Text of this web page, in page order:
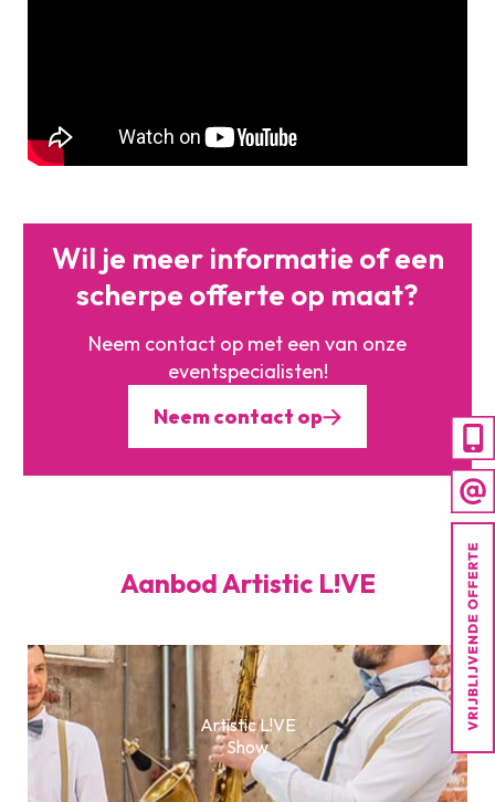
Wil je meer informatie ofeen
scherpe offerte op maat?
Neem contact op met een van onze
eventspecialisten!
Neem contact op
Aanbod Artistic L!VE
Artistic L!VE
Show